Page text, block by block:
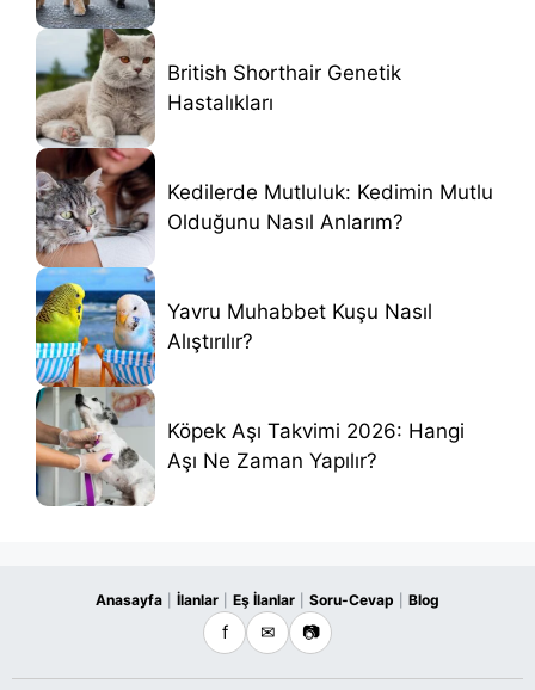
British Shorthair Genetik
Hastalıkları
Kedilerde Mutluluk: Kedimin Mutlu
Olduğunu Nasıl Anlarım?
Yavru Muhabbet Kuşu Nasıl
Alıştırılır?
Köpek Aşı Takvimi 2026: Hangi
Aşı Ne Zaman Yapılır?
Anasayfa İlanlar Eş İlanlar Soru-Cevap Blog
f ✉ 📷